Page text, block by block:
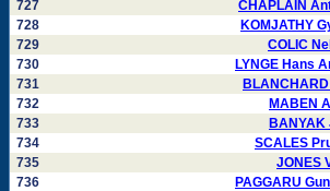
727
CHAPLAIN
728
KOMJATHY
729
COLIC
730
LYNGE Hans
731
732
MABEN
733
734
SCALES
735
JONES
736
PAGGARU